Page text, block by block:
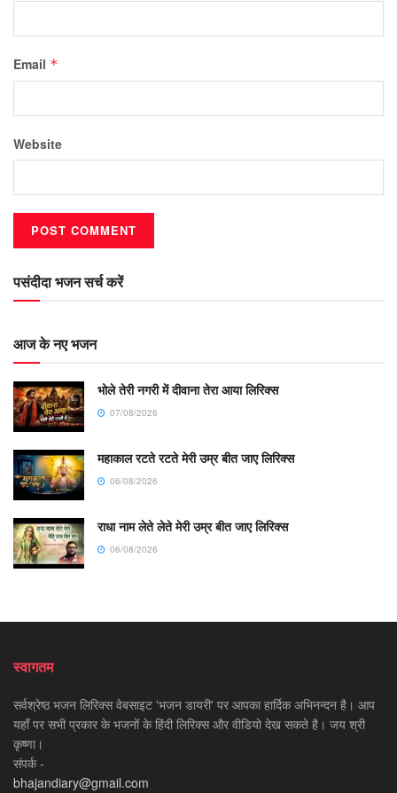
Email *
Website
पसंदीदा भजन सर्च करें
आज के नए भजन
भोले तेरी नगरी में दीवाना तेरा आया लिरिक्स
07/08/2026
महाकाल रटते रटते मेरी उम्र बीत जाए लिरिक्स
06/08/2026
राधा नाम लेते लेते मेरी उम्र बीत जाए लिरिक्स
06/08/2026
स्वागतम
सर्वश्रेष्ठ भजन लिरिक्स वेबसाइट 'भजन डायरी' पर आपका हार्दिक अभिनन्दन है। आप
यहाँ पर सभी प्रकार के भजनों के हिंदी लिरिक्स और वीडियो देख सकते है। जय श्री
कृष्णा।
संपर्क -
bhajandiary@gmail.com